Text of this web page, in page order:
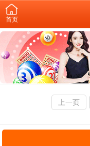
首页
上一页